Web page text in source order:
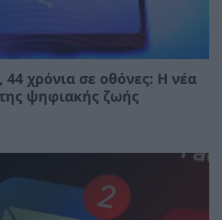
χρόνια σε οθόνες: Η νέα
ψηφιακής ζωής